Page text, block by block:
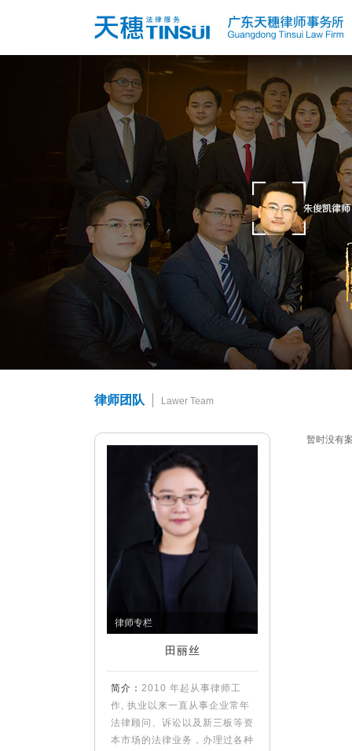
律师团队 Lawer Team
律师专栏
田丽丝
简介： 2010 年起从事律师工
作, 执业以来一直从事企业常年
法律顾问、诉讼以及新三板等资
本市场的法律业务，办理过各种
暂时没有